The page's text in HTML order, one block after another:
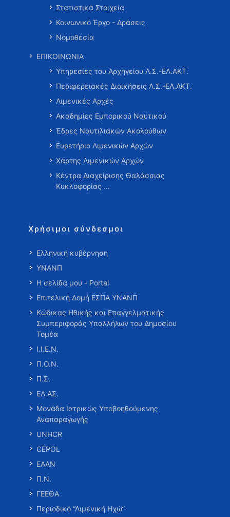
Στατιστικά Στοιχεία
Κοινωνικό Έργο - Δράσεις
Νομοθεσία
ΕΠΙΚΟΙΝΩΝΙΑ
Υπηρεσίες του Αρχηγείου Λ.Σ.-ΕΛ.ΑΚΤ.
Περιφερειακές Διοικήσεις Λ.Σ.-ΕΛ.ΑΚΤ.
Λιμενικές Αρχές
Ακαδημίες Εμπορικού Ναυτικού
Έδρες Ναυτιλιακών Ακολούθων
Ευρετήριο Λιμενικών Αρχών
Χάρτης Λιμενικών Αρχών
Κέντρα Διαχείρισης Θαλάσσιας
Κυκλοφορίας …
Χρήσιμοι σύνδεσμοι
Ελληνική κυβέρνηση
ΥΝΑΝΠ
Η σελίδα μου - Portal
Επιτελική Δομή ΕΣΠΑ ΥΝΑΝΠ
Κώδικας Ηθικής και Επαγγελματικής
Συμπεριφοράς Υπαλλήλων του Δημοσίου
Τομέα
Ι.Ι.Ε.Ν.
Π.Ο.Ν.
Π.Σ.
ΕΛ.ΑΣ.
Μονάδα Ιατρικώς Υποβοηθούμενης
Αναπαραγωγής
UNHCR
CEPOL
ΕΑΑΝ
Π.Ν.
ΓΕΕΘΑ
Περιοδικό “Λιμενική Ηχώ”